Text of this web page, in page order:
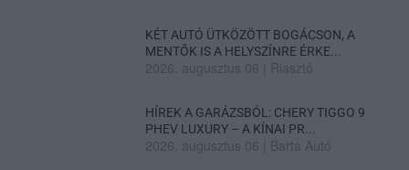
KÉT AUTÓ ÜTKÖZÖTT BOGÁCSON, A
MENTŐK IS A HELYSZÍNRE ÉRKE...
2026. augusztus 06 Riasztó
HÍREK A GARÁZSBÓL: CHERY TIGGO 9
PHEV LUXURY – A KÍNAI PR...
2026. augusztus 06 Barta Autó